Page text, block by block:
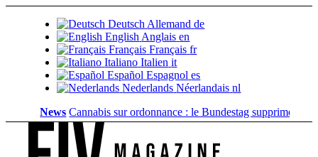
Deutsch Allemand de
English Anglais en
Français Français fr
Italiano Italien it
Español Espagnol es
Nederlands Néerlandais nl
News Cannabis sur ordonnance : le Bundestag supprime...